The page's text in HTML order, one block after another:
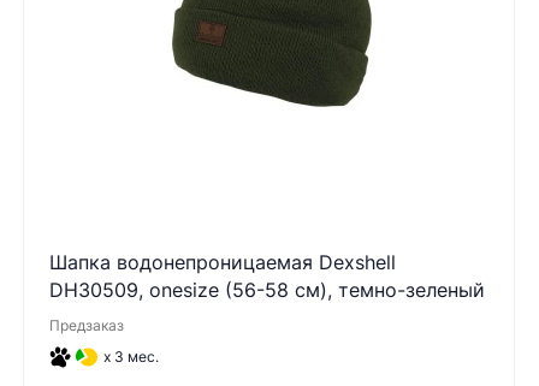
Шапка водонепроницаемая Dexshell
DH30509, onesize (56-58 см), темно-зеленый
Предзаказ
x 3 мес.